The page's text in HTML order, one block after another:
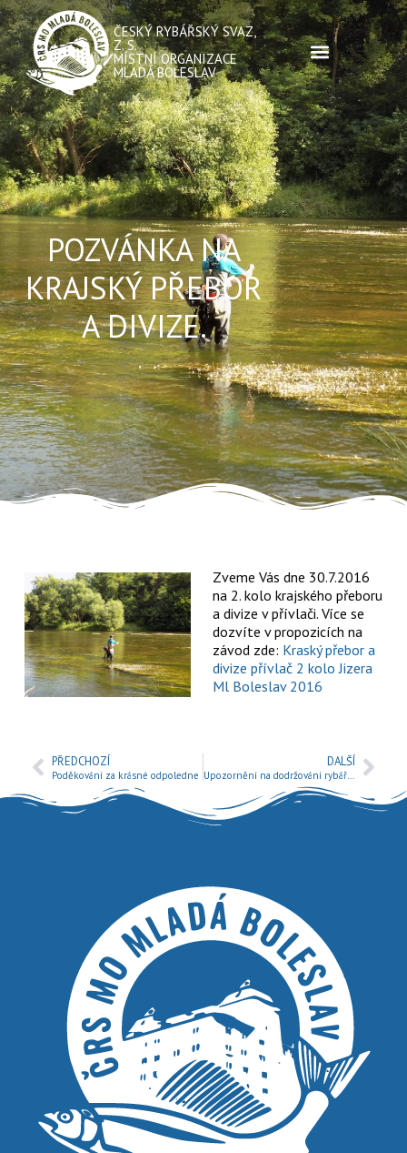
ČESKÝ RYBÁŘSKÝ SVAZ,
Z. S.
MÍSTNÍ ORGANIZACE
MLADÁ BOLESLAV
POZVÁNKA NA
KRAJSKÝ PŘEBOR
A DIVIZE.
Zveme Vás dne 30.7.2016
na 2. kolo krajského přeboru
a divize v přívlači. Více se
dozvíte v propozicích na
závod zde: Kraský přebor a
divize přívlač 2 kolo Jizera
Ml Boleslav 2016
PŘEDCHOZÍ
Poděkování za krásné odpoledne
DALŠÍ
Upozornění na dodržování rybářského řádu